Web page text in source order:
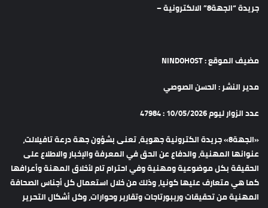
جريدة “الجهة8” الالكترونية –
مضيف الموقع : NINDOHOST
مدير النشر : الحسن الصوصي
عدد الزوار ليوم 10/05/2026 : 47984
«الجهة8» جريدة الكترونية جهوية، تعنى بشؤون جهة درعة تافيلالت،
عنوانها المهنية، والدفاع عن الحق في المعرفة والإخبار والاطلاع على
الحقيقة بكل موضوعية ومهنية وفي احترام تام لأخلاق المهنة وأعرافها
كما هي متعارف عليها كونيا، وذلك من خلال استعمال كل أجناس الصحافة
المهنية من تحقيقات وريبورتاجات وتقارير وحوارات، وكل أشكال التحرير